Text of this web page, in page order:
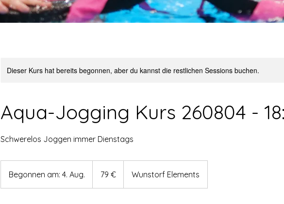
Dieser Kurs hat bereits begonnen, aber du kannst die restlichen Sessions buchen.
Aqua-Jogging Kurs 260804 -
Schwerelos Joggen immer Dienstags
Begonnen am: 4. Aug.
e
79 € Wunstorf Elements